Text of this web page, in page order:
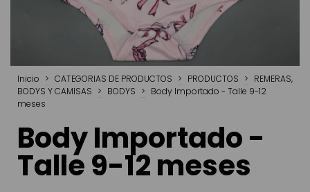
Inicio > CATEGORIAS DE PRODUCTOS > PRODUCTOS > REMERAS,
BODYS Y CAMISAS > BODYS > Body Importado - Talle 9-12
meses
Body Importado -
Talle 9-12 meses